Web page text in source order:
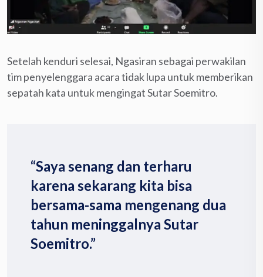
Setelah kenduri selesai, Ngasiran sebagai perwakilan
tim penyelenggara acara tidak lupa untuk memberikan
sepatah kata untuk mengingat Sutar Soemitro.
“Saya senang dan terharu
karena sekarang kita bisa
bersama-sama mengenang dua
tahun meninggalnya Sutar
Soemitro.”